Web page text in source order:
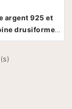
argent 925 et
drusiforme -
Inde